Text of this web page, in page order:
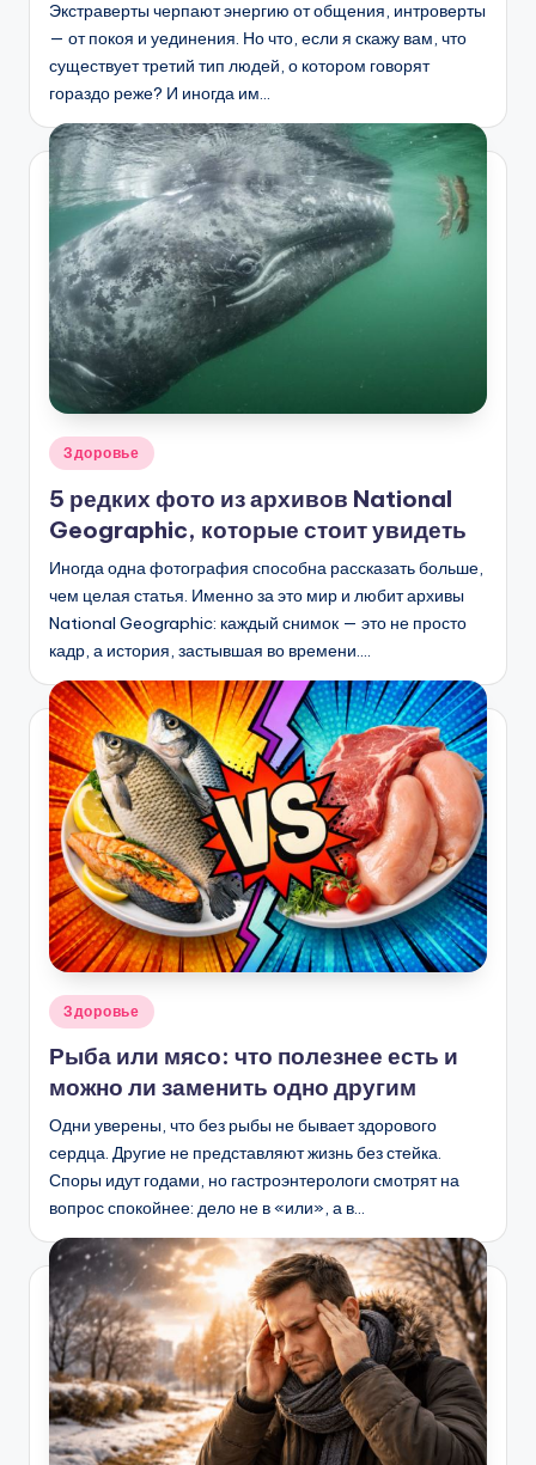
Экстраверты черпают энергию от общения, интроверты
— от покоя и уединения. Но что, если я скажу вам, что
существует третий тип людей, о котором говорят
гораздо реже? И иногда им…
Опубликовано
Здоровье
5 редких фото из архивов National
Geographic, которые стоит увидеть
Иногда одна фотография способна рассказать больше,
чем целая статья. Именно за это мир и любит архивы
National Geographic: каждый снимок — это не просто
кадр, а история, застывшая во времени.…
Опубликовано
Здоровье
Рыба или мясо: что полезнее есть и
можно ли заменить одно другим
Одни уверены, что без рыбы не бывает здорового
сердца. Другие не представляют жизнь без стейка.
Споры идут годами, но гастроэнтерологи смотрят на
вопрос спокойнее: дело не в «или», а в…